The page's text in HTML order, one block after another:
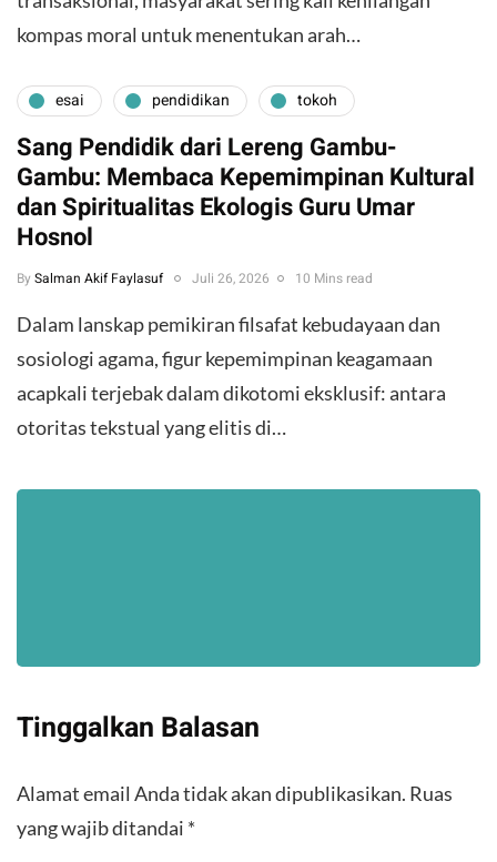
kompas moral untuk menentukan arah…
esai pendidikan tokoh
Sang Pendidik dari Lereng Gambu-
Gambu: Membaca Kepemimpinan Kultural
dan Spiritualitas Ekologis Guru Umar
Hosnol
By Salman Akif Faylasuf Juli 26, 2026 10 Mins read
Dalam lanskap pemikiran filsafat kebudayaan dan
sosiologi agama, figur kepemimpinan keagamaan
acapkali terjebak dalam dikotomi eksklusif: antara
otoritas tekstual yang elitis di…
Tinggalkan Balasan
Alamat email Anda tidak akan dipublikasikan. Ruas
yang wajib ditandai *